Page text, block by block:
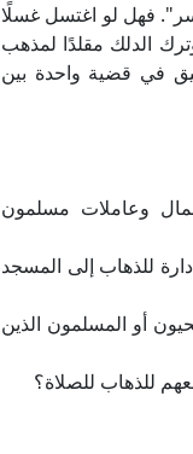
فهل لو اغتسل غسلًا
الدلك مقلدًا لمذهب
في قضية ‏واحدة بين
وعاملات مسلمون
للذهاب إلى المسجد
أو المسلمون الذين
للذهاب للصلاة؟